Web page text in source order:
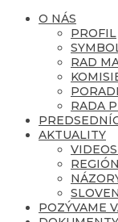
O NÁS
PROFIL
RAD
RADA
AKTUALITY
POZÝVAME